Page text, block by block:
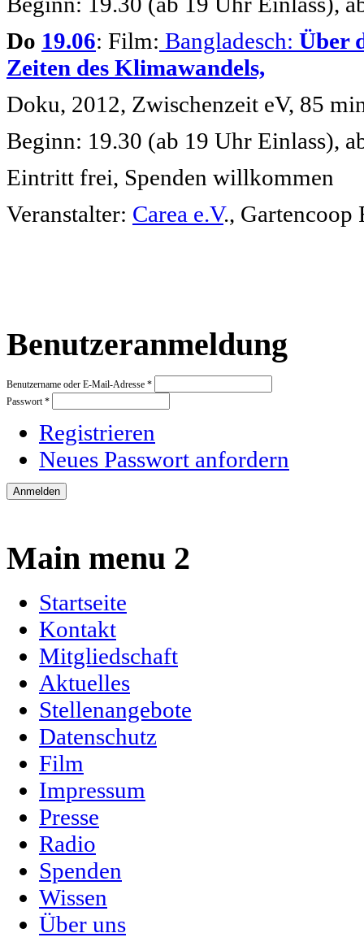
Do 19.06: Film: Bangladesch: Über
Zeiten des Klimawandels,
Doku, 2012, Zwischenzeit eV, 85
Beginn: 19.30 (ab 19 Uhr Einlass),
Eintritt frei, Spenden willkommen
Veranstalter: Carea e.V., Gartencoop
Benutzeranmeldung
Benutzername oder E-Mail-Adresse *
Passwort *
Registrieren
Neues Passwort anfordern
Main menu 2
Startseite
Kontakt
Mitgliedschaft
Aktuelles
Stellenangebote
Datenschutz
Film
Impressum
Presse
Radio
Spenden
Wissen
Über uns